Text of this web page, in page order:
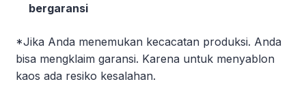
bergaransi
*Jika Anda menemukan kecacatan produksi. Anda
bisa mengklaim garansi. Karena untuk menyablon
kaos ada resiko kesalahan.